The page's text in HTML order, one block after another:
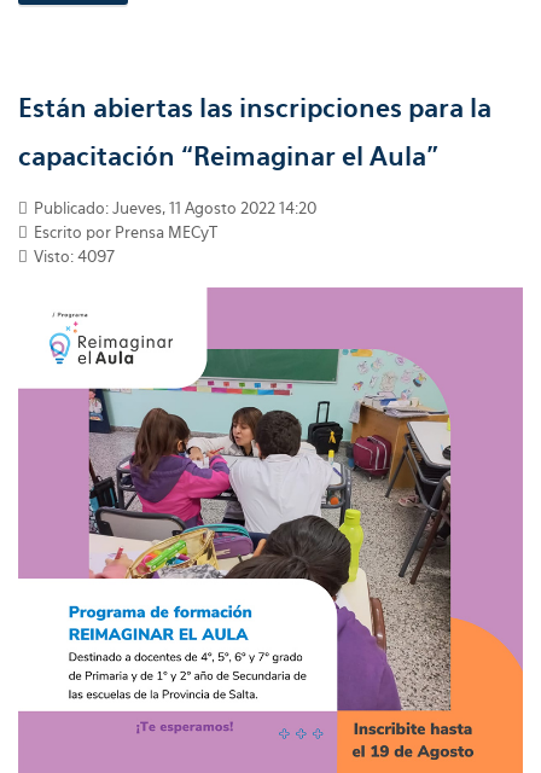
Están abiertas las inscripciones para la
capacitación “Reimaginar el Aula”
Publicado: Jueves, 11 Agosto 2022 14:20
Escrito por Prensa MECyT
Visto: 4097